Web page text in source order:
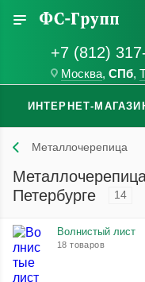
+7 (812)
Москва, СПб,
ИНТЕРНЕТ-
Металлочерепица
Петербурге
14
Волнистый лист
18 товаров